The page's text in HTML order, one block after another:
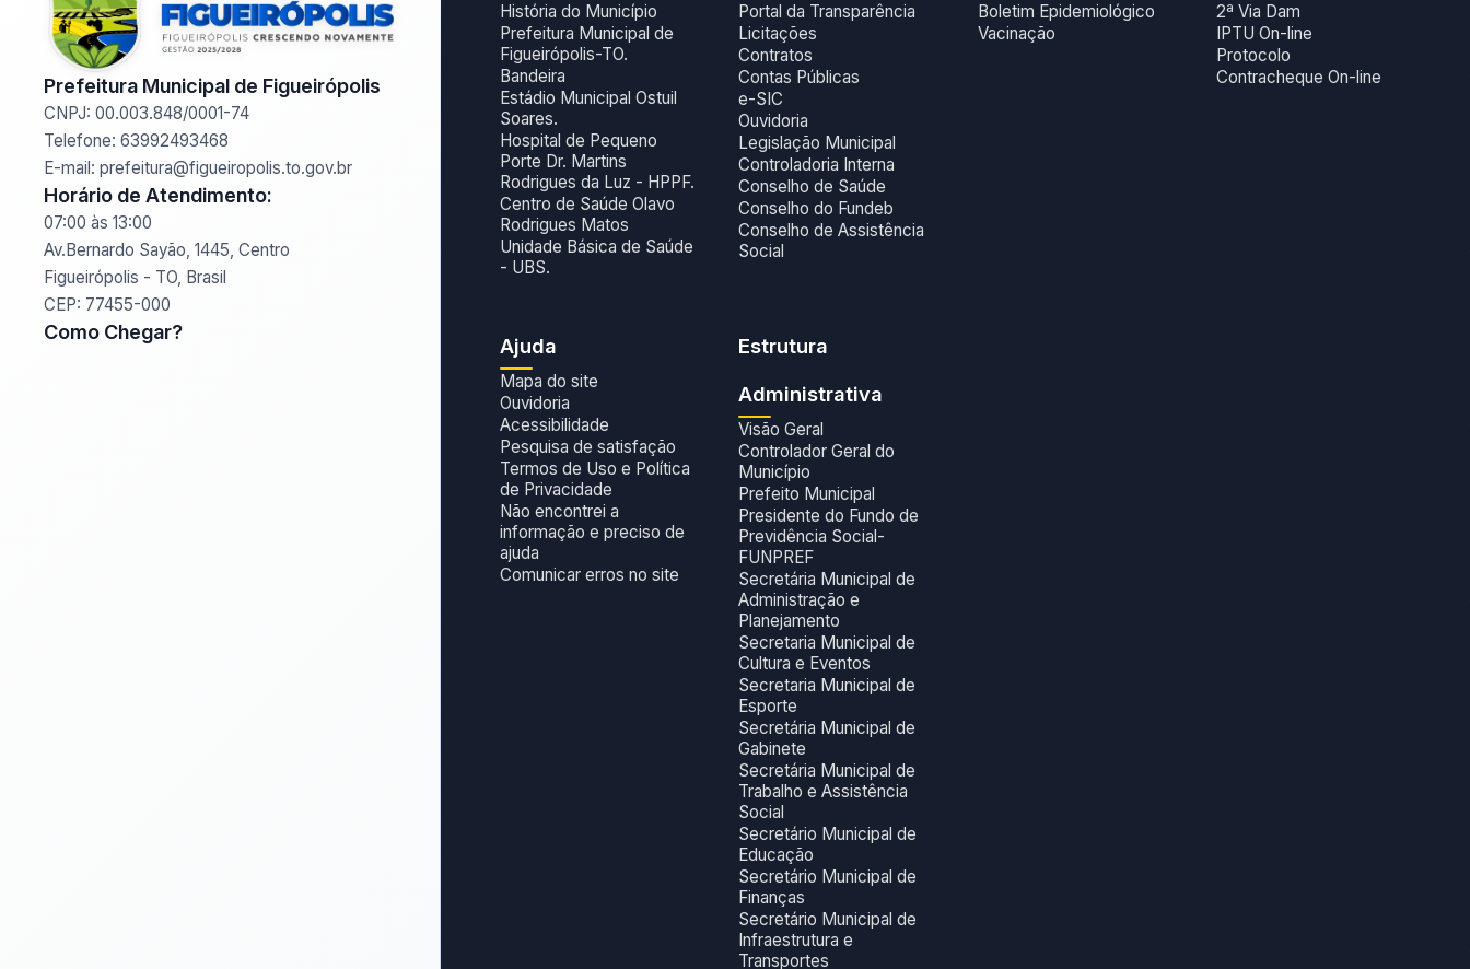
Prefeitura Municipal de Figueirópolis
CNPJ: 00.003.848/0001-74
Telefone: 63992493468
E-mail: prefeitura@figueiropolis.to.gov.br
Horário de Atendimento:
07:00 às 13:00
Av.Bernardo Sayão, 1445, Centro
Figueirópolis - TO, Brasil
CEP: 77455-000
Como Chegar?
História do Município
Prefeitura Municipal de
Figueirópolis-TO.
Bandeira
Estádio Municipal Ostuil
Soares.
Hospital de Pequeno
Porte Dr. Martins
Rodrigues da Luz - HPPF.
Centro de Saúde Olavo
Rodrigues Matos
Unidade Básica de Saúde
- UBS.
Portal da Transparência
Licitações
Contratos
Contas Públicas
e-SIC
Ouvidoria
Legislação Municipal
Controladoria Interna
Conselho de Saúde
Conselho do Fundeb
Conselho de Assistência
Social
Boletim Epidemiológico
Vacinação
2ª Via Dam
IPTU On-line
Protocolo
Contracheque On-line
Ajuda
Mapa do site
Ouvidoria
Acessibilidade
Pesquisa de satisfação
Termos de Uso e Política
de Privacidade
Não encontrei a
informação e preciso de
ajuda
Comunicar erros no site
Estrutura
Administrativa
Visão Geral
Controlador Geral do
Município
Prefeito Municipal
Presidente do Fundo de
Previdência Social-
FUNPREF
Secretária Municipal de
Administração e
Planejamento
Secretaria Municipal de
Cultura e Eventos
Secretaria Municipal de
Esporte
Secretária Municipal de
Gabinete
Secretária Municipal de
Trabalho e Assistência
Social
Secretário Municipal de
Educação
Secretário Municipal de
Finanças
Secretário Municipal de
Infraestrutura e
Transportes